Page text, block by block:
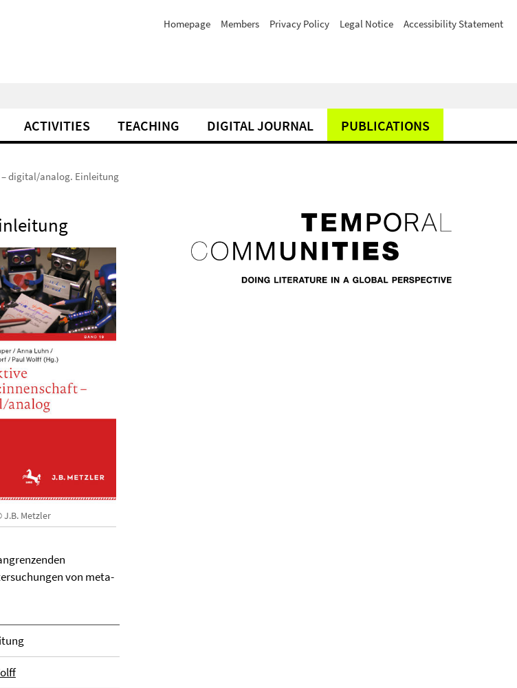
Homepage Members Privacy Policy Legal Notice Accessibility Statement
ACTIVITIES TEACHING DIGITAL JOURNAL PUBLICATIONS
digital/analog. Einleitung
Metzler
von meta-